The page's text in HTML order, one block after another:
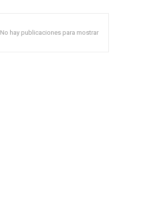
No hay publicaciones para mostrar